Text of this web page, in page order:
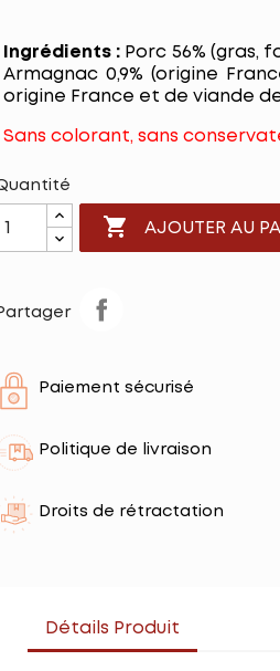
Ingrédients :Porc 56% (gras,
Armagnac 0,9% (origine
origine France et de viande
Sans colorant, sans
 AJOUTER AU
Paiement sécurisé
Politique de livraison
Droits de rétractation
Détails Produit